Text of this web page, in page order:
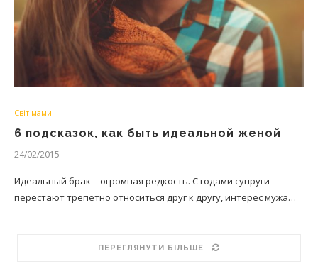
Світ мами
6 подсказок, как быть идеальной женой
24/02/2015
Идеальный брак – огромная редкость. С годами супруги
перестают трепетно относиться друг к другу, интерес мужа…
ПЕРЕГЛЯНУТИ БІЛЬШЕ